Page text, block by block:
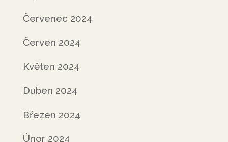
Červenec 2024
Červen 2024
Květen 2024
Duben 2024
Březen 2024
Únor 2024